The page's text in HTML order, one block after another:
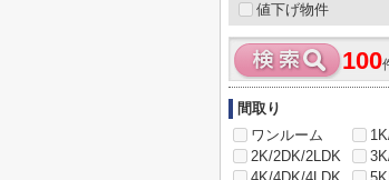
値下げ物件
100
間取り
ワンルーム
2K/2DK/2LDK